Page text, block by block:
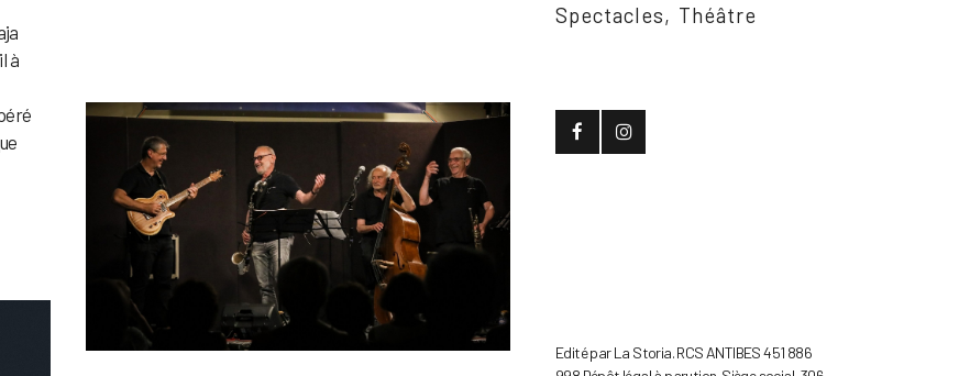
à
Spectacles
Théâtre
Edité par La Storia. RCS ANTIBES 451 886